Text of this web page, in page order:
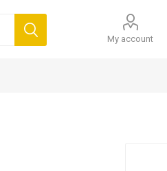
My account